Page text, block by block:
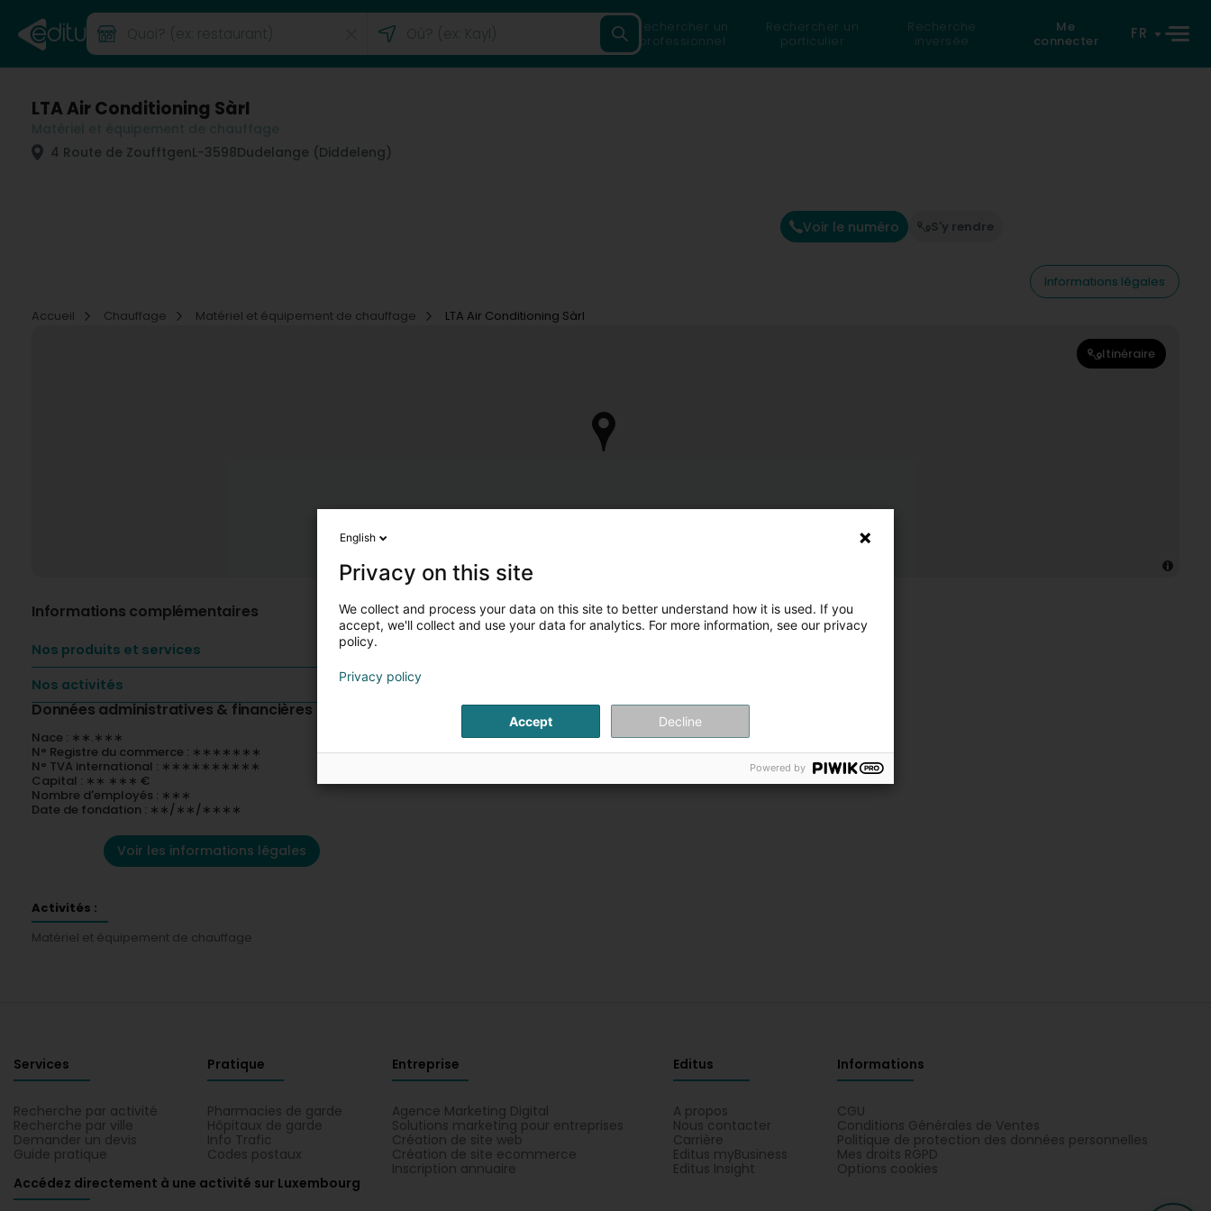
Rechercher un
professionnel
Rechercher un
particulier
Recherche
inversée
Me
connecter
FR
LTA Air Conditioning Sàrl
4 Route de ZoufftgenL-3598Dudelange (Diddeleng)
Voir le numéro S'y rendre
Informations légales
Accueil
Chauffage Matériel et équipement de chauffage LTA Air Conditioning Sàrl
Itinéraire
Informations complémentaires
Nos produits et services
Nos activités
Données administratives & financières
Nace : ∗∗.∗∗∗
N° Registre du commerce : ∗∗∗∗∗∗∗
N° TVA international : ∗∗∗∗∗∗∗∗∗∗
Capital : ∗∗ ∗∗∗ €
Nombre d'employés : ∗∗∗
Date de fondation : ∗∗/∗∗/∗∗∗∗
Voir les informations légales
Activités :
Matériel et équipement de chauffage
Services
Recherche par activité
Recherche par ville
Demander un devis
Guide pratique
Pratique
Pharmacies de garde
Hôpitaux de garde
Info Trafic
Codes postaux
Entreprise
Agence Marketing Digital
Solutions marketing pour entreprises
Création de site web
Création de site ecommerce
Inscription annuaire
Editus
A propos
Nous contacter
Carrière
Editus myBusiness
Editus Insight
Informations
CGU
Conditions Générales de Ventes
Politique de protection des données personnelles
Mes droits RGPD
Options cookies
Accédez directement à une activité sur Luxembourg
English
Privacy on this site
We collect and process your data on this site to better understand how it is used. If you
accept, we'll collect and use your data for analytics. For more information, see our privacy
policy.
Privacy policy
Accept Decline
Powered by